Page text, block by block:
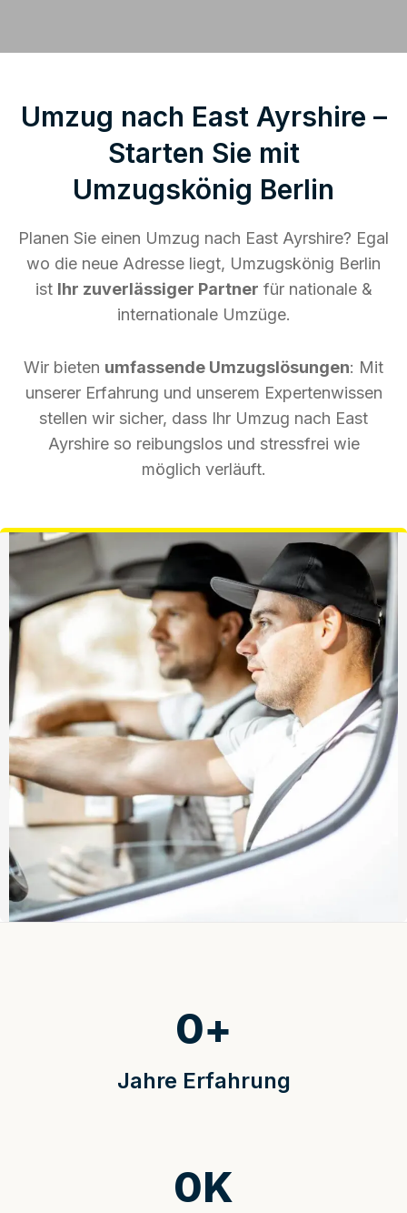
Umzug nach East Ayrshire –
Starten Sie mit
Umzugskönig Berlin
Planen Sie einen Umzug nach East Ayrshire? Egal
wo die neue Adresse liegt, Umzugskönig Berlin
ist Ihr zuverlässiger Partner für nationale &
internationale Umzüge.
Wir bieten umfassende Umzugslösungen: Mit
unserer Erfahrung und unserem Expertenwissen
stellen wir sicher, dass Ihr Umzug nach East
Ayrshire so reibungslos und stressfrei wie
möglich verläuft.
Jahre Erfahrung
0+
0K